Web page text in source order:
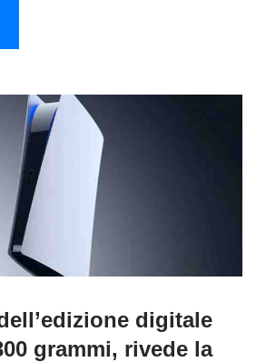
digitale
grammi, rivede la